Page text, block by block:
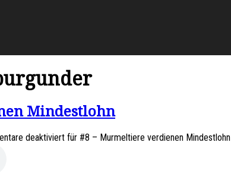
Mindestlohn
deaktiviert für #8 – Murmeltiere verdienen Mindestlohn